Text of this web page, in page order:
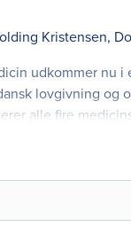
Kristensen,
udkommer nu i
lovgivning og
alle fire